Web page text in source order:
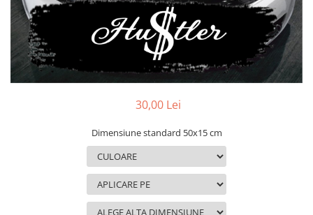
RENAULT
SEAT
SKODA
VOLKSWAGEN
VOLVO
STICKERE PARBRIZ
STICKERE STALPI SI GEAM MIC
STICKERE CAMUFLAJ
30,00 Lei
Dimensiune standard 50x15 cm